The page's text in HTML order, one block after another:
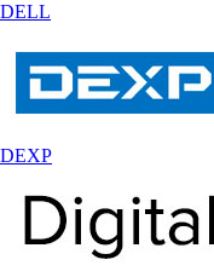
DELL
DEXP